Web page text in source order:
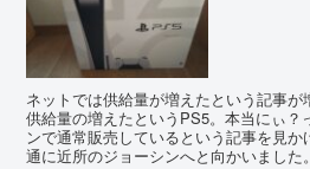
ネットでは供給量が増えたという記事が
供給量の増えたというPS5。本当にぃ？
ンで通常販売しているという記事を見
通に近所のジョーシンへと向かいました